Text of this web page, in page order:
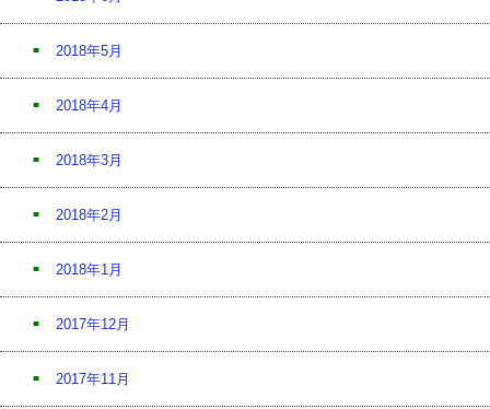
2018年5月
2018年4月
2018年3月
2018年2月
2018年1月
2017年12月
2017年11月